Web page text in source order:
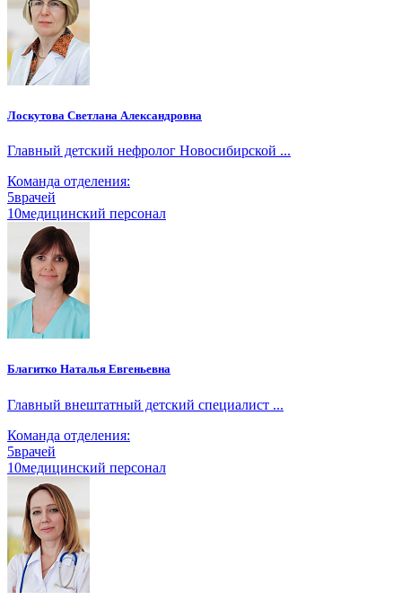
Лоскутова Светлана Александровна
Главный детский нефролог Новосибирской ...
Команда отделения:
5врачей
10медицинский персонал
Благитко Наталья Евгеньевна
Главный внештатный детский специалист ...
Команда отделения:
5врачей
10медицинский персонал